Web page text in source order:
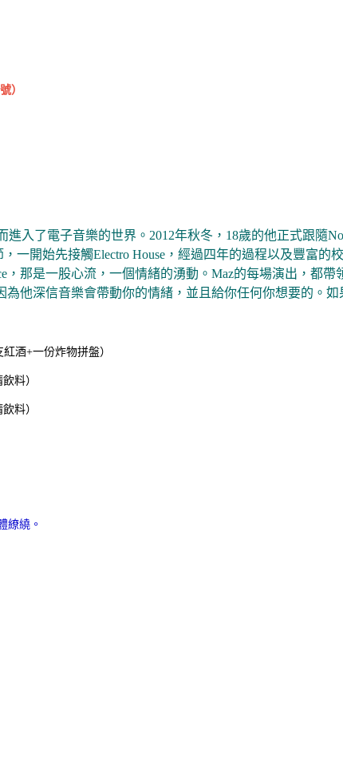
號）
入了電子音樂的世界。2012年秋冬，18歲的他正式跟隨
一開始先接觸Electro House，經過四年的過程以及豐富
，那是一股心流，一個情緒的湧動。Maz的每場演出，都
他深信音樂會帶動你的情緒，並且給你任何你想要的。
酒+一份炸物拼盤）
料）
料）
繚繞。